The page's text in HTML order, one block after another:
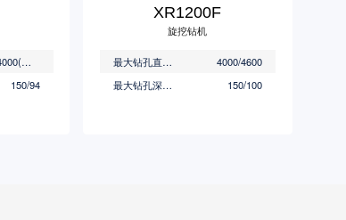
3500/4000(
特配
150/94
XR1200F
旋挖钻机
最大钻孔直径(mm)
4000/4600
最大钻孔深度(m)
150/100